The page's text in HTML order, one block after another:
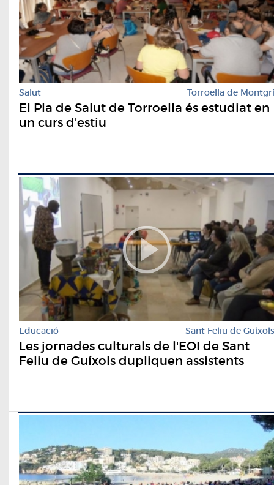
Salut Torroella de Montgrí
El Pla de Salut de Torroella és estudiat en
un curs d'estiu
Educació Sant Feliu de Guíxols
Les jornades culturals de l'EOI de Sant
Feliu de Guíxols dupliquen assistents